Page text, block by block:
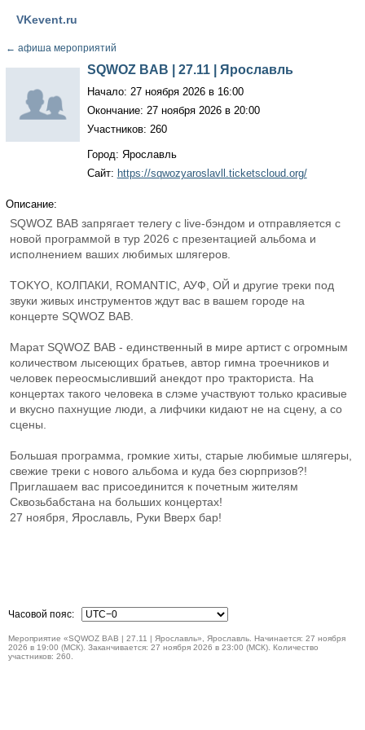
VKevent.ru
← афиша мероприятий
SQWOZ BAB | 27.11 | Ярославль
Начало: 27 ноября 2026 в 16:00
Окончание: 27 ноября 2026 в 20:00
Участников: 260
Город: Ярославль
Сайт: https://sqwozyaroslavll.ticketscloud.org/
Описание:
SQWOZ BAB запрягает телегу с live-бэндом и отправляется с
новой программой в тур 2026 с презентацией альбома и
исполнением ваших любимых шлягеров.
TOKYO, КОЛПАКИ, ROMANTIC, АУФ, ОЙ и другие треки под
звуки живых инструментов ждут вас в вашем городе на
концерте SQWOZ BAB.
Марат SQWOZ BAB - единственный в мире артист с огромным
количеством лысеющих братьев, автор гимна троечников и
человек переосмысливший анекдот про тракториста. На
концертах такого человека в слэме участвуют только красивые
и вкусно пахнущие люди, а лифчики кидают не на сцену, а со
сцены.
Большая программа, громкие хиты, старые любимые шлягеры,
свежие треки с нового альбома и куда без сюрпризов?!
Приглашаем вас присоединится к почетным жителям
Сквозьбабстана на больших концертах!
27 ноября, Ярославль, Руки Вверх бар!
Часовой пояс:
Мероприятие «SQWOZ BAB | 27.11 | Ярославль», Ярославль. Начинается: 27 ноября
2026 в 19:00 (МСК). Заканчивается: 27 ноября 2026 в 23:00 (МСК). Количество
участников: 260.